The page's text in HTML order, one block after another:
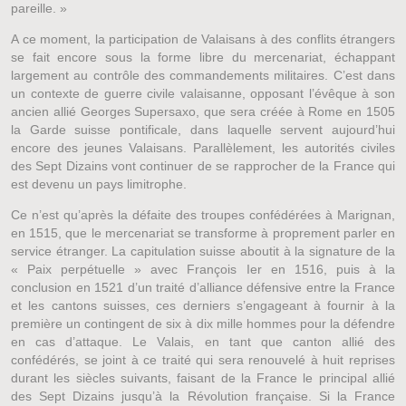
pareille. »
A ce moment, la participation de Valaisans à des conflits étrangers
se fait encore sous la forme libre du mercenariat, échappant
largement au contrôle des commandements militaires. C’est dans
un contexte de guerre civile valaisanne, opposant l’évêque à son
ancien allié Georges Supersaxo, que sera créée à Rome en 1505
la Garde suisse pontificale, dans laquelle servent aujourd’hui
encore des jeunes Valaisans. Parallèlement, les autorités civiles
des Sept Dizains vont continuer de se rapprocher de la France qui
est devenu un pays limitrophe.
Ce n’est qu’après la défaite des troupes confédérées à Marignan,
en 1515, que le mercenariat se transforme à proprement parler en
service étranger. La capitulation suisse aboutit à la signature de la
« Paix perpétuelle » avec François Ier en 1516, puis à la
conclusion en 1521 d’un traité d’alliance défensive entre la France
et les cantons suisses, ces derniers s’engageant à fournir à la
première un contingent de six à dix mille hommes pour la défendre
en cas d’attaque. Le Valais, en tant que canton allié des
confédérés, se joint à ce traité qui sera renouvelé à huit reprises
durant les siècles suivants, faisant de la France le principal allié
des Sept Dizains jusqu’à la Révolution française. Si la France